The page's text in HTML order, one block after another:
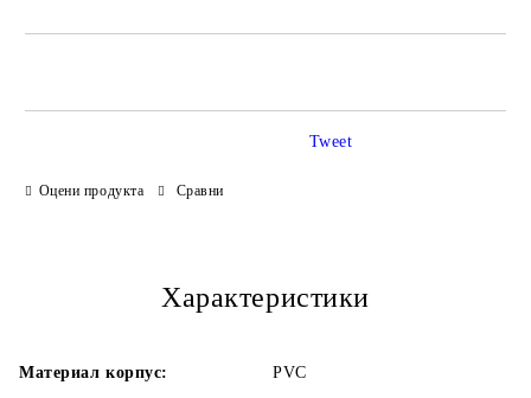
Оцени продукта Сравни
Tweet
Характеристики
Материал корпус:
PVC